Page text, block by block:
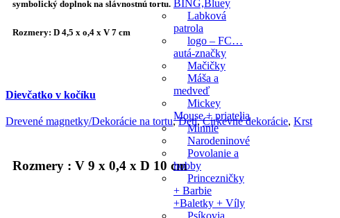
BING,Bluey
Labková
patrola
logo – FC…
autá-značky
Mačičky
Máša a
medveď
Mickey
Mouse + priatelia
Minnie
Narodeninové
Povolanie a
hobby
Princezničky
+ Barbie
+Baletky + Víly
Psíkovia
symbolický doplnok na slávnostnú tortu.
Rozmery: D 4,5 x o,4 x V 7 cm
Dievčatko v kočíku
Drevené magnetky/Dekorácie na tortu, Deti, Cirkevné dekorácie, Krst
Rozmery : V 9 x 0,4 x D 10 cm